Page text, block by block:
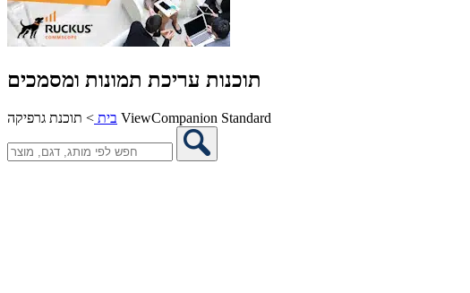
תוכנות עריכת תמונות ומסמכים
בית > תוכנת גרפיקה ViewCompanion Standard